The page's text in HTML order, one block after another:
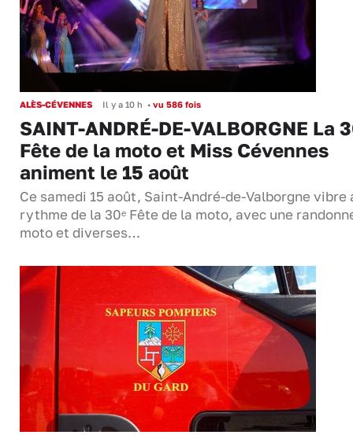
ALÈS-CÉVENNES Il y a 10 h • vu 586 fois
SAINT-ANDRÉ-DE-VALBORGNE La
Fête de la moto et Miss Cévennes
animent le 15 août
Ce samedi 15 août, Saint-André-de-Valborgne vibre
rythme de la 30ᵉ Fête de la moto, avec une
moto et diverses…